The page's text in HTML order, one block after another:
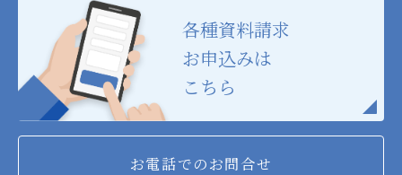
各種資料請求
お申込みは
こちら
お電話でのお問合せ